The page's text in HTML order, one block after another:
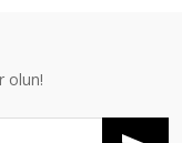
olun!